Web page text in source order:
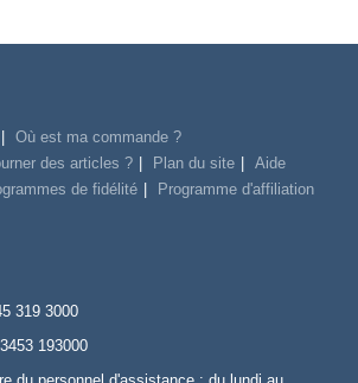
Où est ma commande ?
des articles ?
Plan du site
Aide
de fidélité
Programme d'affiliation
319 3000
193000